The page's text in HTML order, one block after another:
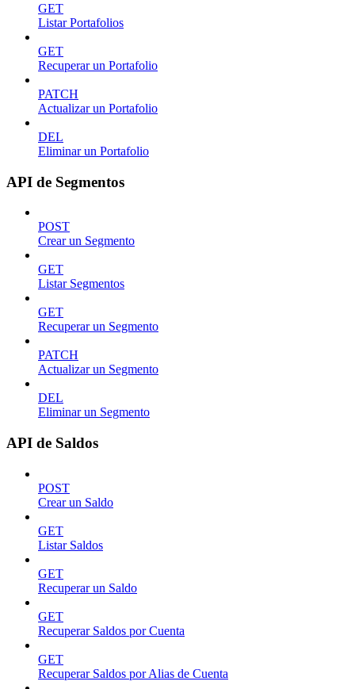
GET
Listar Portafolios
GET
Recuperar un Portafolio
PATCH
Actualizar un Portafolio
DEL
Eliminar un Portafolio
API de Segmentos
POST
Crear un Segmento
GET
Listar Segmentos
GET
Recuperar un Segmento
PATCH
Actualizar un Segmento
DEL
Eliminar un Segmento
API de Saldos
POST
Crear un Saldo
GET
Listar Saldos
GET
Recuperar un Saldo
GET
Recuperar Saldos por Cuenta
GET
Recuperar Saldos por Alias de Cuenta